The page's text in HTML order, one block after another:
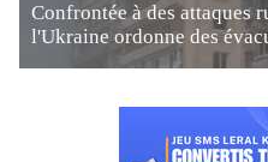
Confrontée à des attaques
l'Ukraine ordonne des